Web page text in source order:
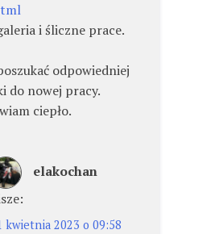
i śliczne prace.
odpowiedniej
do nowej pracy.
ciepło.
elakochan
kwietnia 2023 o 09:58